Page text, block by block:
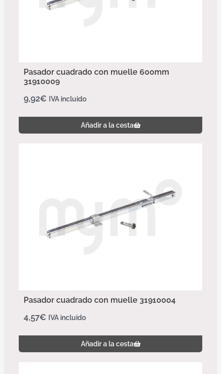
Pasador cuadrado con muelle 600mm
31910009
9,92€ IVA incluido
Añadir a la cesta
Pasador cuadrado con muelle 31910004
4,57€ IVA incluido
Añadir a la cesta